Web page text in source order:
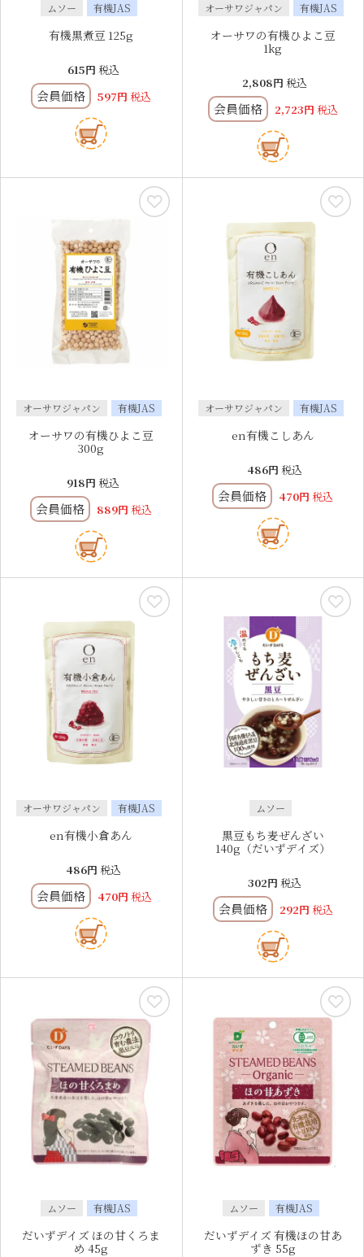
ムソー 有機JAS
有機黒煮豆 125g
615 税込
会員価格 597 税込
オーサワジャパン 有機JAS
オーサワの有機ひよこ豆
1kg
2,808 税込
会員価格 2,723 税込
オーサワジャパン 有機JAS
オーサワの有機ひよこ豆
300g
918 税込
会員価格 889 税込
オーサワジャパン 有機JAS
en有機こしあん
486 税込
会員価格 470 税込
オーサワジャパン 有機JAS
en有機小倉あん
486 税込
会員価格 470 税込
ムソー
黒豆もち麦ぜんざい
140g（だいずデイズ）
302 税込
会員価格 292 税込
ムソー 有機JAS
だいずデイズ ほの甘くろま
め 45g
ムソー 有機JAS
だいずデイズ 有機ほの甘あ
ずき 55g